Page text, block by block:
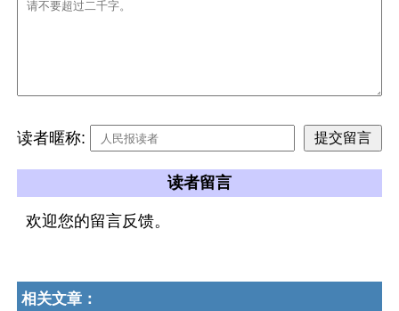
读者暱称:
读者留言
欢迎您的留言反馈。
相关文章：